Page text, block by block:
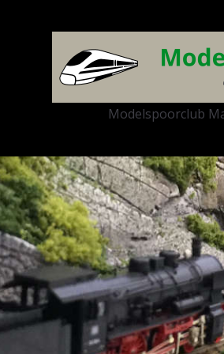
Modelspoorclub